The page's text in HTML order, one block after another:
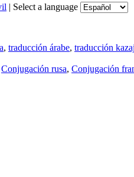
| Select a language
, traducción árabe, traducción
Conjugación rusa, Conjugación